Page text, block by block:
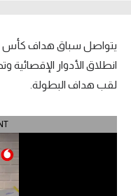
الدوري الإنجليزي الممتاز
الدوري الإسباني
انطلاق الأدوار الإقصائية
لقب هداف البطولة.